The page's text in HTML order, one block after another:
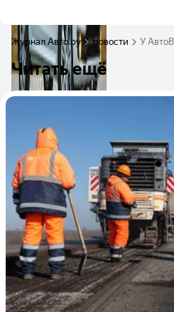
Журнал Авто.ру Новости У
Читать ещё